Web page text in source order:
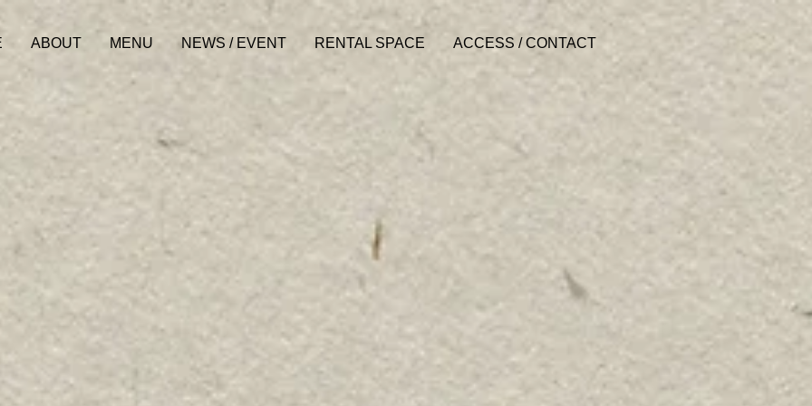
ABOUT MENU NEWS / EVENT RENTAL SPACE ACCESS / CONTACT